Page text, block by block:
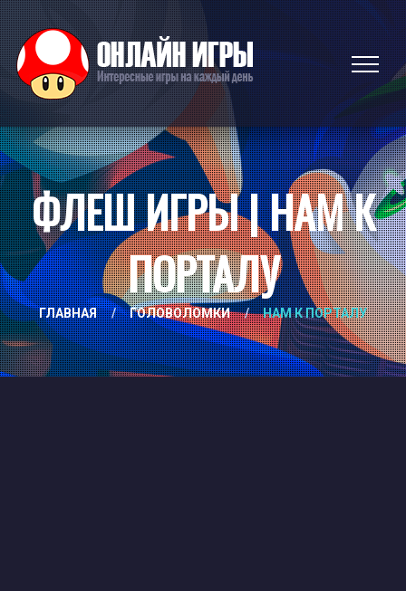
ФЛЕШ ИГРЫ | НАМ К
ПОРТАЛУ
ГЛАВНАЯ / ГОЛОВОЛОМКИ / НАМ К ПОРТАЛУ